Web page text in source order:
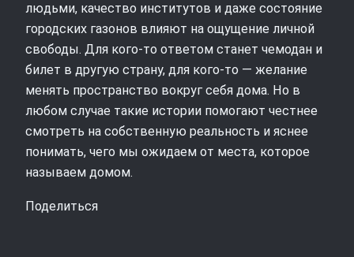
людьми, качество институтов и даже состояние
городских газонов влияют на ощущение личной
свободы. Для кого‑то ответом станет чемодан и
билет в другую страну, для кого‑то — желание
менять пространство вокруг себя дома. Но в
любом случае такие истории помогают честнее
смотреть на собственную реальность и яснее
понимать, чего мы ожидаем от места, которое
называем домом.
Поделиться